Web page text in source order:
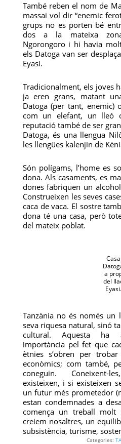
També reben el nom de
massai vol dir “enemic
grups no es porten bé
dos a la mateixa
Ngorongoro i hi havia
els Datoga van ser
Eyasi.
Tradicionalment, els joves
ja eren grans, matant
Datoga (per tant, enemic)
com un elefant, un
reputació també de ser
Datoga, és una llengua
les llengües kalenjin de
Són polígams, l’home es
dona. Als casaments, es
dones fabriquen un
Construeixen les seves
caca de vaca. El sostre
dona té una casa, però
del mateix poblat.
Casa
a
del
Eyasi.
Tanzània no és només un
seva riquesa natural, sinó
cultural. Aquesta ha
importància pel fet que
ètnies s’obren per
econòmics; com també,
coneguin. Coneixent-
existeixen, i si existeixen
un futur més prometedor
estan condemnades a
comença un treball molt
creiem nosaltres, un
subsistència, turisme,
Categories: